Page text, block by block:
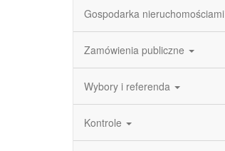
Gospodarka nieruchomościami
Zamówienia publiczne
Wybory i referenda
Kontrole